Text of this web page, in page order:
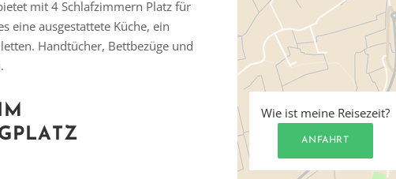
mit 4 Schlafzimmern Platz für
eine ausgestattete Küche, ein
Handtücher, Bettbezüge und
Wie ist meine Reisezeit?
ANFAHRT